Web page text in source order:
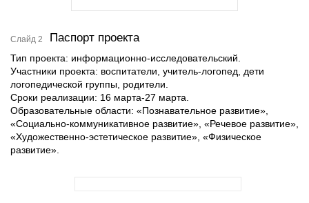
Слайд 2 Паспорт проекта
Тип проекта: информационно-исследовательский.
Участники проекта: воспитатели, учитель-логопед, дети
логопедической группы, родители.
Сроки реализации: 16 марта-27 марта.
Образовательные области: «Познавательное развитие»,
«Социально-коммуникативное развитие», «Речевое развитие»,
«Художественно-эстетическое развитие», «Физическое
развитие».